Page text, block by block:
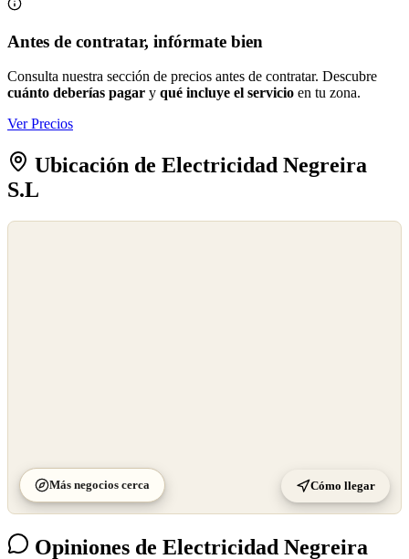
Antes de contratar, infórmate bien
Consulta nuestra sección de precios antes de contratar. Descubre
cuánto deberías pagar y qué incluye el servicio en tu zona.
Ver Precios
Ubicación de Electricidad Negreira
S.L
Más negocios cerca Cómo llegar
Opiniones de Electricidad Negreira